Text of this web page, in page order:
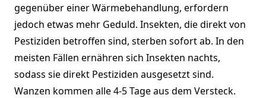
gegenüber einer Wärmebehandlung, erfordern
jedoch etwas mehr Geduld. Insekten, die direkt von
Pestiziden betroffen sind, sterben sofort ab. In den
meisten Fällen ernähren sich Insekten nachts,
sodass sie direkt Pestiziden ausgesetzt sind.
Wanzen kommen alle 4-5 Tage aus dem Versteck.